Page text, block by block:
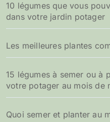
10 légumes que vous
dans votre jardin potager
Les meilleures plantes
15 légumes à semer ou à
votre potager au mois de
Quoi semer et planter au